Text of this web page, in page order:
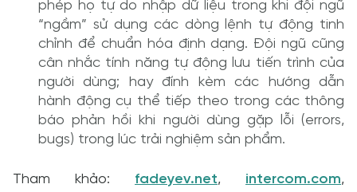
phép họ tự do nhập dữ liệu trong khi đội ngũ
“ngầm” sử dụng các dòng lệnh tự động tinh
chỉnh để chuẩn hóa định dạng. Đội ngũ cũng
cân nhắc tính năng tự động lưu tiến trình của
người dùng; hay đính kèm các hướng dẫn
hành động cụ thể tiếp theo trong các thông
báo phản hồi khi người dùng gặp lỗi (errors,
bugs) trong lúc trải nghiệm sản phẩm.
Tham khảo: fadeyev.net, intercom.com,